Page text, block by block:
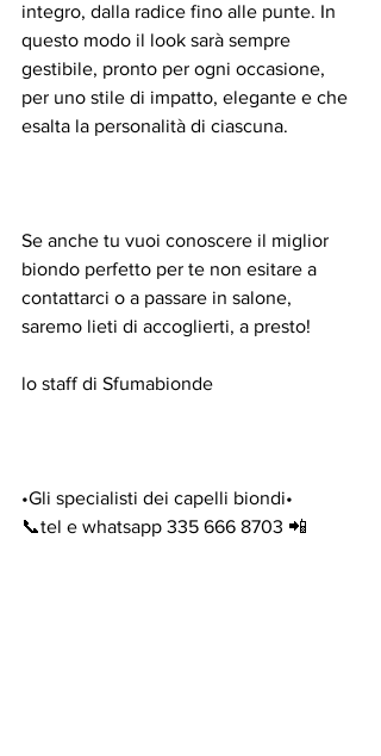
integro, dalla radice fino alle punte. In
questo modo il look sarà sempre
gestibile, pronto per ogni occasione,
per uno stile di impatto, elegante e che
esalta la personalità di ciascuna.
Se anche tu vuoi conoscere il miglior
biondo perfetto per te non esitare a
contattarci o a passare in salone,
saremo lieti di accoglierti, a presto!
lo staff di Sfumabionde
•Gli specialisti dei capelli biondi•
📞tel e whatsapp 335 666 8703 📲